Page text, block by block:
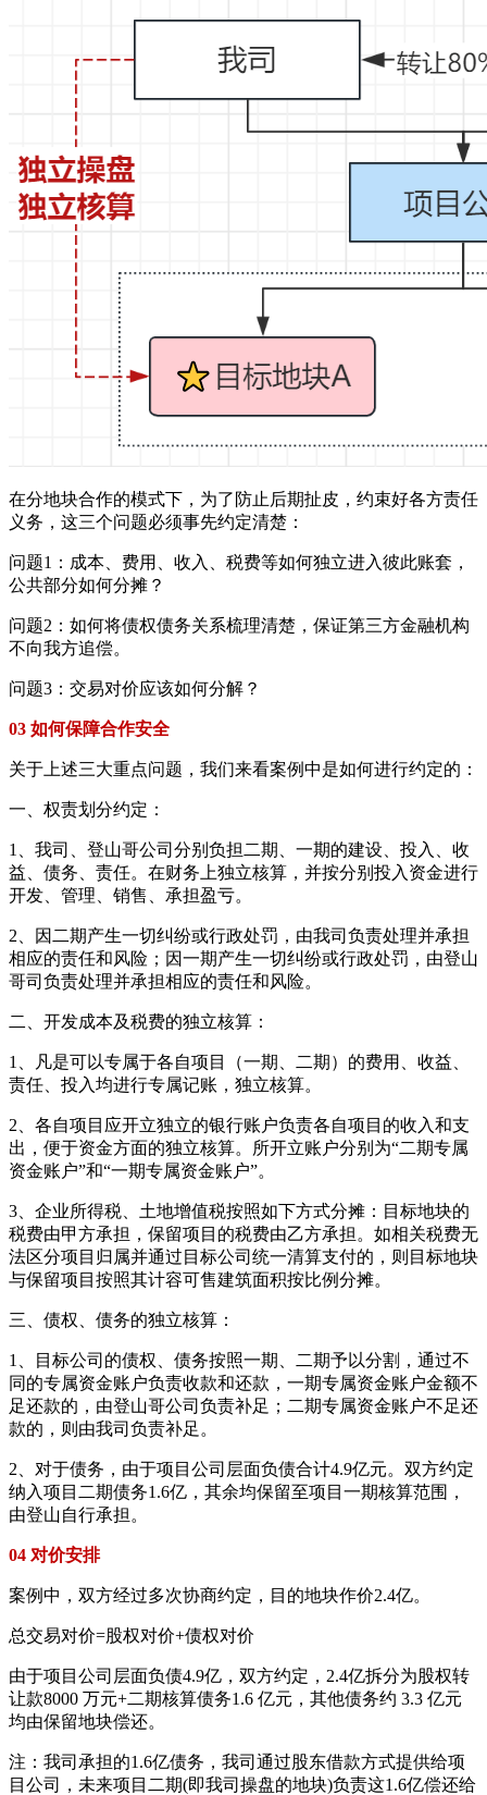
在分地块合作的模式下，为了防止后期扯皮，约束好各方责任
义务，这三个问题必须事先约定清楚：
问题1：成本、费用、收入、税费等如何独立进入彼此账套，
公共部分如何分摊？
问题2：如何将债权债务关系梳理清楚，保证第三方金融机构
不向我方追偿。
问题3：交易对价应该如何分解？
03 如何保障合作安全
关于上述三大重点问题，我们来看案例中是如何进行约定的：
一、权责划分约定：
1、我司、登山哥公司分别负担二期、一期的建设、投入、收
益、债务、责任。在财务上独立核算，并按分别投入资金进行
开发、管理、销售、承担盈亏。
2、因二期产生一切纠纷或行政处罚，由我司负责处理并承担
相应的责任和风险；因一期产生一切纠纷或行政处罚，由登山
哥司负责处理并承担相应的责任和风险。
二、开发成本及税费的独立核算：
1、凡是可以专属于各自项目（一期、二期）的费用、收益、
责任、投入均进行专属记账，独立核算。
2、各自项目应开立独立的银行账户负责各自项目的收入和支
出，便于资金方面的独立核算。所开立账户分别为“二期专属
资金账户”和“一期专属资金账户”。
3、企业所得税、土地增值税按照如下方式分摊：目标地块的
税费由甲方承担，保留项目的税费由乙方承担。如相关税费无
法区分项目归属并通过目标公司统一清算支付的，则目标地块
与保留项目按照其计容可售建筑面积按比例分摊。
三、债权、债务的独立核算：
1、目标公司的债权、债务按照一期、二期予以分割，通过不
同的专属资金账户负责收款和还款，一期专属资金账户金额不
足还款的，由登山哥公司负责补足；二期专属资金账户不足还
款的，则由我司负责补足。
2、对于债务，由于项目公司层面负债合计4.9亿元。双方约定
纳入项目二期债务1.6亿，其余均保留至项目一期核算范围，
由登山自行承担。
04 对价安排
案例中，双方经过多次协商约定，目的地块作价2.4亿。
总交易对价=股权对价+债权对价
由于项目公司层面负债4.9亿，双方约定，2.4亿拆分为股权转
让款8000 万元+二期核算债务1.6 亿元，其他债务约 3.3 亿元
均由保留地块偿还。
注：我司承担的1.6亿债务，我司通过股东借款方式提供给项
目公司，未来项目二期(即我司操盘的地块)负责这1.6亿偿还给